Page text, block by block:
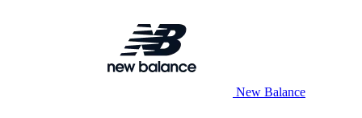
New Balance